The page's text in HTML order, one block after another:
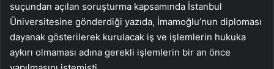
suçundan açılan soruşturma kapsamında İstanbul
Üniversitesine gönderdiği yazıda, İmamoğlu’nun diploması
dayanak gösterilerek kurulacak iş ve işlemlerin hukuka
aykırı olmaması adına gerekli işlemlerin bir an önce